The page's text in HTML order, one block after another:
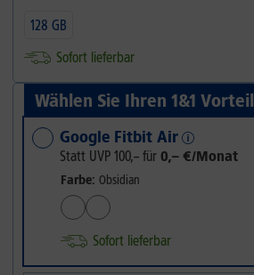
128 GB
Sofort lieferbar
Wählen Sie Ihren 1&1 Vorteil
Google Fitbit Air
Statt UVP 100,– für 0,– €/Monat
Farbe: Obsidian
Sofort lieferbar